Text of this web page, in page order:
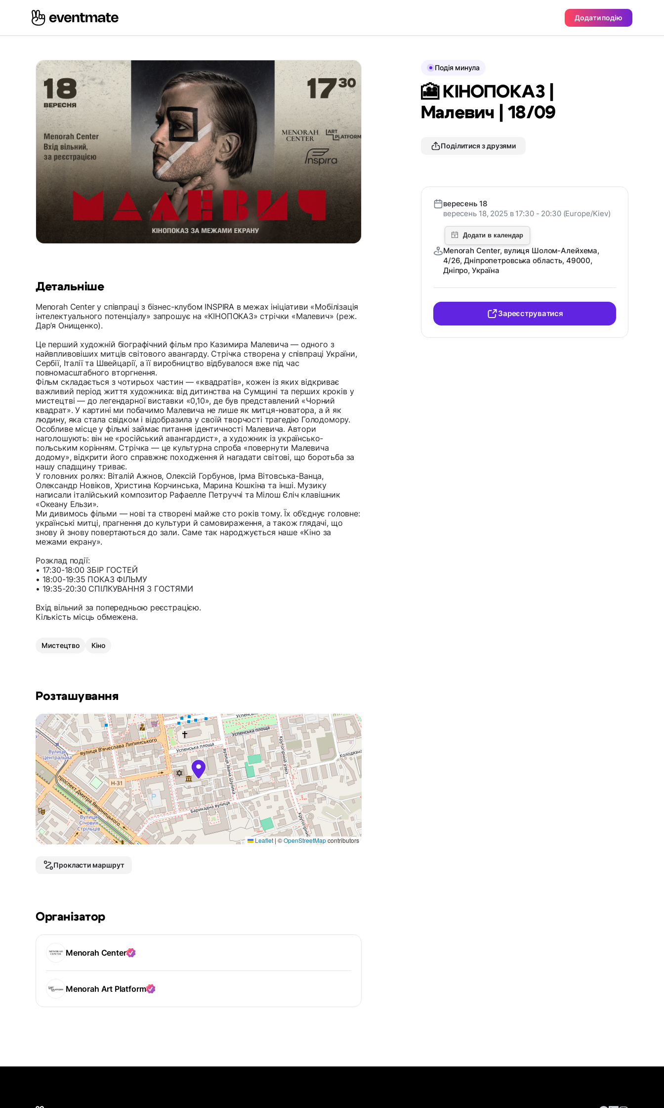
Додати подію
Детальніше
Menorah Center у співпраці з бізнес-клубом INSPIRA в межах ініціативи «Мобілізація
інтелектуального потенціалу» запрошує на «КІНОПОКАЗ» стрічки «Малевич» (реж.
Дар’я Онищенко).
Це перший художній біографічний фільм про Казимира Малевича — одного з
найвпливовіших митців світового авангарду. Стрічка створена у співпраці України,
Сербії, Італії та Швейцарії, а її виробництво відбувалося вже під час
повномасштабного вторгнення.
Фільм складається з чотирьох частин — «квадратів», кожен із яких відкриває
важливий період життя художника: від дитинства на Сумщині та перших кроків у
мистецтві — до легендарної виставки «0,10», де був представлений «Чорний
квадрат». У картині ми побачимо Малевича не лише як митця-новатора, а й як
людину, яка стала свідком і відобразила у своїй творчості трагедію Голодомору.
Особливе місце у фільмі займає питання ідентичності Малевича. Автори
наголошують: він не «російський авангардист», а художник із українсько-
польським корінням. Стрічка — це культурна спроба «повернути Малевича
додому», відкрити його справжнє походження й нагадати світові, що боротьба за
нашу спадщину триває.
У головних ролях: Віталій Ажнов, Олексій Горбунов, Ірма Вітовська-Ванца,
Олександр Новіков, Христина Корчинська, Марина Кошкіна та інші. Музику
написали італійський композитор Рафаелле Петруччі та Мілош Єліч клавішник
«Океану Ельзи».
Ми дивимось фільми — нові та створені майже сто років тому. Їх об’єднує головне:
українські митці, прагнення до культури й самовираження, а також глядачі, що
знову й знову повертаються до зали. Саме так народжується наше «Кіно за
межами екрану».
Розклад події:
• 17:30-18:00 ЗБІР ГОСТЕЙ
• 18:00-19:35 ПОКАЗ ФІЛЬМУ
• 19:35-20:30 СПІЛКУВАННЯ З ГОСТЯМИ
Вхід вільний за попередньою реєстрацією.
Кількість місць обмежена.
Мистецтво Кіно
Розташування
Leaflet | ©OpenStreetMapcontributors
Прокласти маршрут
Організатор
Menorah Center
Menorah Art Platform
Подія минула
🎦 КІНОПОКАЗ |
Малевич | 18/09
Поділитися з друзями
вересень 18
вересень 18, 2025 в 17:30 - 20:30 (Europe/Kiev)
Menorah Center, вулиця Шолом-Алейхема,
4/26, Дніпропетровська область, 49000,
Дніпро, Україна
Зареєструватися